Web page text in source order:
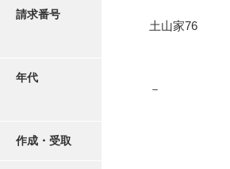
高画質画像ダウンロード
請求番号
土山家76
年代
－
作成・受取